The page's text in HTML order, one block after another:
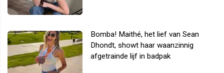
Bomba! Maithé, het lief van Sean
Dhondt, showt haar waanzinnig
afgetrainde lijf in badpak